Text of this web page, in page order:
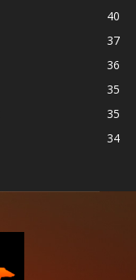
40
37
36
35
35
34